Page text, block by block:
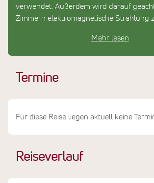
verwendet. Außerdem wird darauf
Zimmern elektromagnetische Strahlung
Mehr lesen
Reiseverlauf
Termine
Für diese Reise liegen aktuell keine